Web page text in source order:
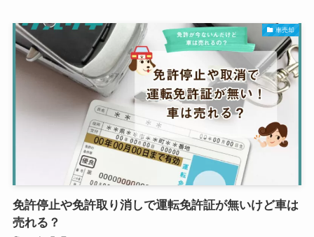
車売却
免許停止や免許取り消しで運転免許証が無いけど車は
売れる？